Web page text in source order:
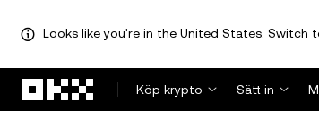
Looks like you're in the United States. Switch
Köp krypto
Sätt in